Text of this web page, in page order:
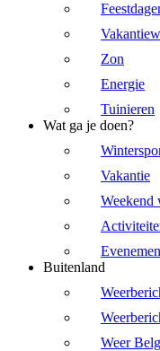
Zon
Energie
Tuinieren
Wat ga je doen?
Vakantie
Weekend
Buitenland
Weer